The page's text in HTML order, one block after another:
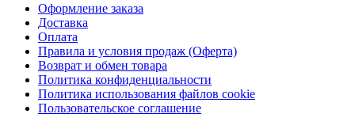
Оформление заказа
Доставка
Оплата
Правила и условия продаж (Оферта)
Возврат и обмен товара
Политика конфиденциальности
Политика использования файлов cookie
Пользовательское соглашение